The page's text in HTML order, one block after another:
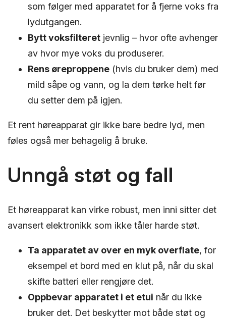
som følger med apparatet for å fjerne voks fra
lydutgangen.
Bytt voksfilteret jevnlig – hvor ofte avhenger
av hvor mye voks du produserer.
Rens øreproppene (hvis du bruker dem) med
mild såpe og vann, og la dem tørke helt før
du setter dem på igjen.
Et rent høreapparat gir ikke bare bedre lyd, men
føles også mer behagelig å bruke.
Unngå støt og fall
Et høreapparat kan virke robust, men inni sitter det
avansert elektronikk som ikke tåler harde støt.
Ta apparatet av over en myk overflate, for
eksempel et bord med en klut på, når du skal
skifte batteri eller rengjøre det.
Oppbevar apparatet i et etui når du ikke
bruker det. Det beskytter mot både støt og